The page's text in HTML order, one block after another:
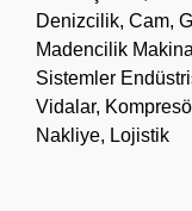
Denizcilik, Cam,
Madencilik
Sistemler
Vidalar,
Nakliye, Lojistik